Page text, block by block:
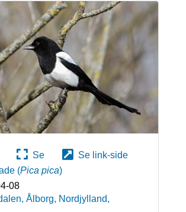
Se
Se link-side
(Pica pica)
08
Ålborg, Nordjylland,